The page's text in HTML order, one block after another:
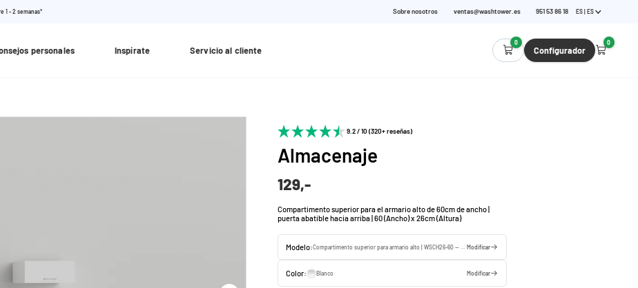
1 - 2 semanas* Sobre nosotros ventas@washtower.es 951 53 86 18 ES | ES
personales Inspírate Servicio al cliente
0
Configurador
0
9.2 / 10 (320+ reseñas)
Almacenaje
129,-
Compartimento superior para el armario alto de 60cm de ancho |
puerta abatible hacia arriba | 60 (Ancho) x 26cm (Altura)
Modelo: Compartimento superior para armario alto | WSCH26-60 — 60 x 26 x 65 cm Modificar
Color: Blanco Modificar